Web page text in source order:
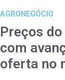
AGRONEGÓCIO
Preços
com
oferta no